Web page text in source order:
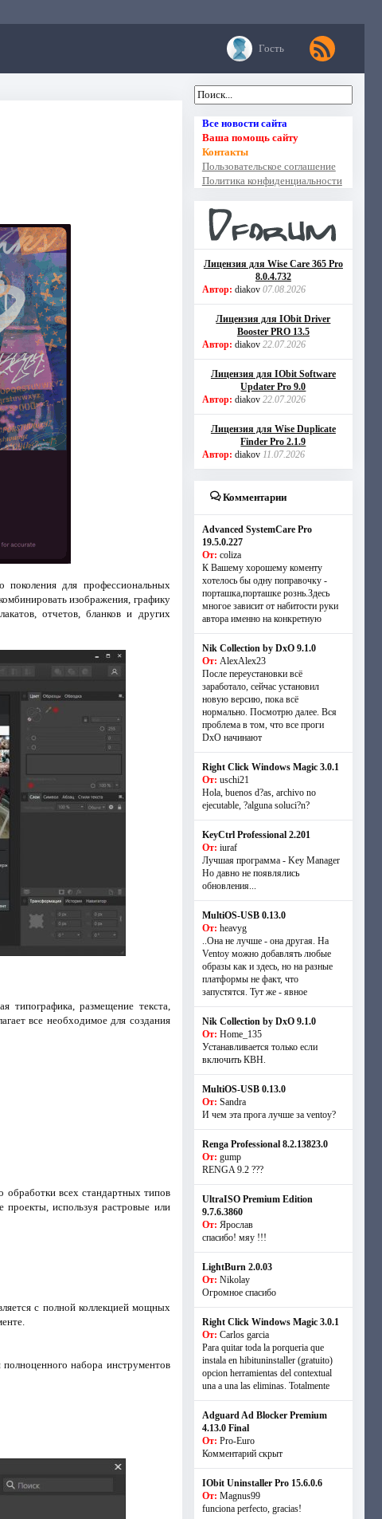
Гость
поколения для профессиональных
изображения, графику
отчетов, бланков и других
типографика, размещение текста,
все необходимое для создания
всех стандартных типов
проекты, используя растровые или
с полной коллекцией мощных
набора инструментов
Все новости сайта
Ваша помощь сайту
Контакты
Пользовательское соглашение
Политика конфиденциальности
Лицензия для Wise Care 365 Pro
8.0.4.732
Автор: diakov 07.08.2026
Лицензия для IObit Driver
Booster PRO 13.5
Автор: diakov 22.07.2026
Лицензия для IObit Software
Updater Pro 9.0
Автор: diakov 22.07.2026
Лицензия для Wise Duplicate
Finder Pro 2.1.9
Автор: diakov 11.07.2026
Комментарии
Advanced SystemCare Pro
19.5.0.227
От: coliza
К Вашему хорошему коменту
хотелось бы одну поправочку -
порташка,порташке рознь.Здесь
многое зависит от набитости руки
автора именно на конкретную
Nik Collection by DxO 9.1.0
От: AlexAlex23
После переустановки всё
заработало, сейчас установил
новую версию, пока всё
нормально. Посмотрю далее. Вся
проблема в том, что все проги
DxO начинают
Right Click Windows Magic 3.0.1
От: uschi21
Hola, buenos d?as, archivo no
ejecutable, ?alguna soluci?n?
KeyCtrl Professional 2.201
От: iuraf
Лучшая программа - Key Manager
Но давно не появлялись
обновления...
MultiOS-USB 0.13.0
От: heavyg
..Она не лучше - она другая. На
Ventoy можно добавлять любые
образы как и здесь, но на разные
платформы не факт, что
запустятся. Тут же - явное
Nik Collection by DxO 9.1.0
От: Home_135
Устанавливается только если
включить КВН.
MultiOS-USB 0.13.0
От: Sandra
И чем эта прога лучше за ventoy?
Renga Professional 8.2.13823.0
От: gump
RENGA 9.2 ???
UltraISO Premium Edition
9.7.6.3860
От: Ярослав
спасибо! мяу !!!
LightBurn 2.0.03
От: Nikolay
Огромное спасибо
Right Click Windows Magic 3.0.1
От: Carlos garcia
Para quitar toda la porqueria que
instala en hibituninstaller (gratuito)
opcion herramientas del contextual
una a una las eliminas. Totalmente
Adguard Ad Blocker Premium
4.13.0 Final
От: Pro-Euro
Комментарий скрыт
IObit Uninstaller Pro 15.6.0.6
От: Magnus99
funciona perfecto, gracias!